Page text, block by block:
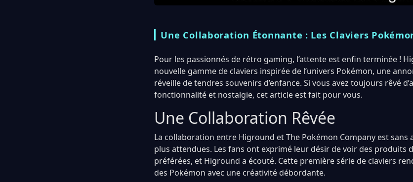
Une Collaboration Étonnante : Les Claviers
Pour les passionnés de rétro gaming, l’attente est enfin terminée !
nouvelle gamme de claviers inspirée de l’univers Pokémon, une
réveille de tendres souvenirs d’enfance. Si vous avez toujours rêvé
fonctionnalité et nostalgie, cet article est fait pour vous.
Une Collaboration Rêvée
La collaboration entre Higround et The Pokémon Company est sans
plus attendues. Les fans ont exprimé leur désir de voir des produits
préférées, et Higround a écouté. Cette première série de claviers
des Pokémon avec une créativité débordante.